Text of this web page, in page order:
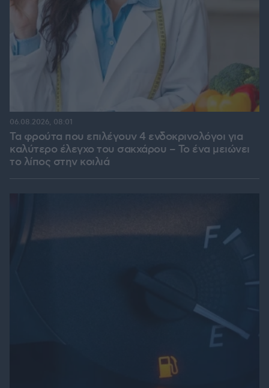
Τα φρούτα που επιλέγουν 4 ενδοκρινολόγοι για
καλύτερο έλεγχο του σακχάρου – Το ένα μειώνει
το λίπος στην κοιλιά
06.08.2026, 08:01